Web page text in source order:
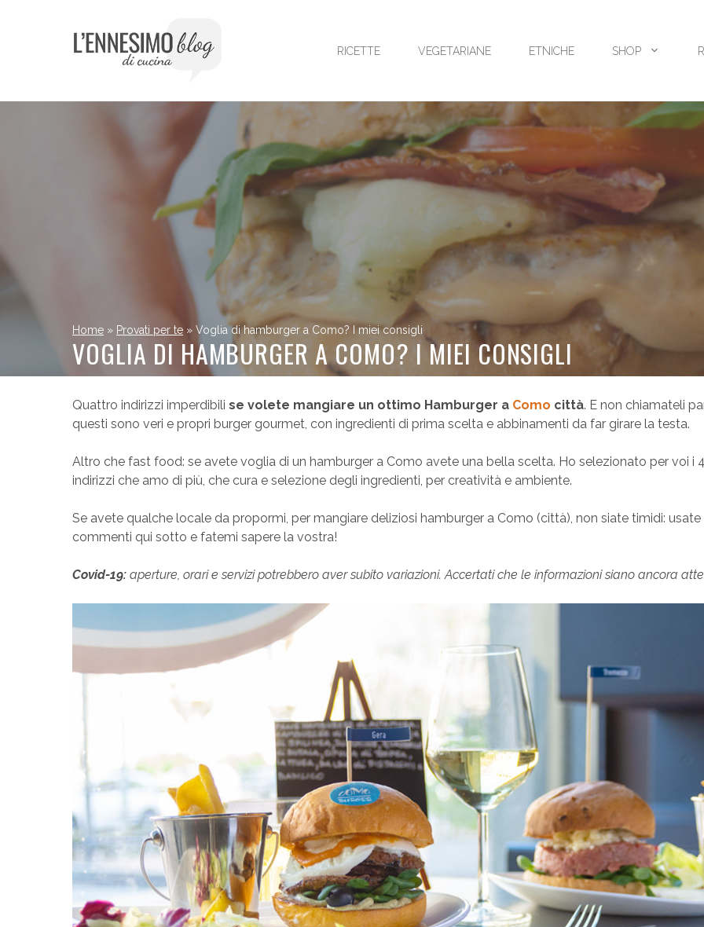
RICETTE VEGETARIANE ETNICHE SHOP
Home » Provati per te » Voglia di hamburger a Como? I miei consigli
VOGLIA DI HAMBURGER A COMO? I MIEI CONSIGLI
Quattro indirizzi imperdibili se volete mangiare un ottimo Hamburger a Como città. E non chiamateli
questi sono veri e propri burger gourmet, con ingredienti di prima scelta e abbinamenti da far girare la testa.
Altro che fast food: se avete voglia di un hamburger a Como avete una bella scelta. Ho selezionato per voi i 4
indirizzi che amo di più, che cura e selezione degli ingredienti, per creatività e ambiente.
Se avete qualche locale da propormi, per mangiare deliziosi hamburger a Como (città), non siate timidi: usate
commenti qui sotto e fatemi sapere la vostra!
Covid-19: aperture, orari e servizi potrebbero aver subito variazioni. Accertati che le informazioni siano ancora